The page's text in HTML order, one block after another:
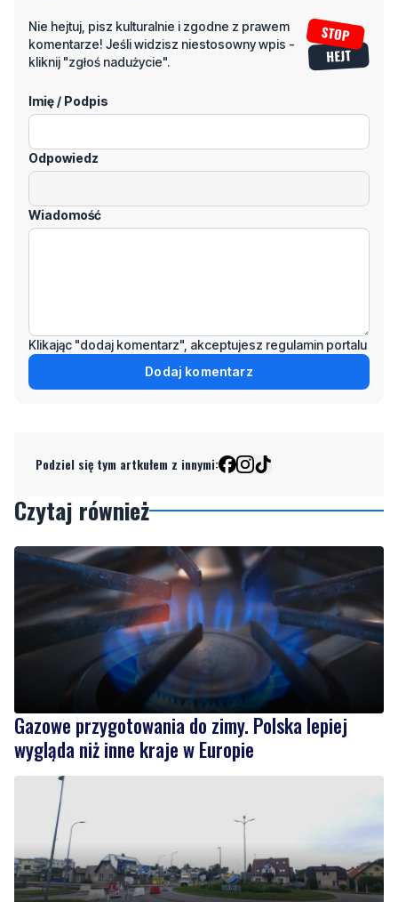
Nie hejtuj, pisz kulturalnie i zgodne z prawem
komentarze! Jeśli widzisz niestosowny wpis -
kliknij "zgłoś nadużycie".
Imię / Podpis
Odpowiedz
Wiadomość
Klikając "dodaj komentarz", akceptujesz regulamin portalu
Dodaj komentarz
Podziel się tym artkułem z innymi:
Czytaj również
Gazowe przygotowania do zimy. Polska lepiej
wygląda niż inne kraje w Europie